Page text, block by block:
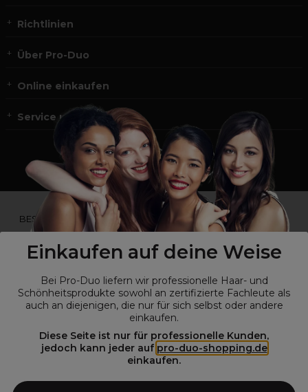
Einkaufen auf deine Weise
Bei Pro-Duo liefern wir professionelle Haar- und
Schönheitsprodukte sowohl an zertifizierte Fachleute als
auch an diejenigen, die nur für sich selbst oder andere
einkaufen.
Diese Seite ist nur für professionelle Kunden,
jedoch kann jeder auf pro-duo-shopping.de
einkaufen.
Richtlinien
Über Pro-Duo
Online einkaufen
Service und Kontakt
*Du bist kein Profikunde?
BESUCHE
UNSERE WEBSEITE FÜR ENDVERBRAUCHER.*